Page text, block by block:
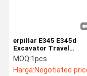
erpillar E345 E345d
Excavator Travel
Gearbox 345d 1679887
Pengurangan
Gearbox
MOQ:1pcs
Harga:Negotiated